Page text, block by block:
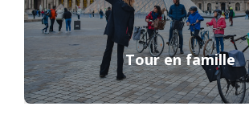
Tour en famille